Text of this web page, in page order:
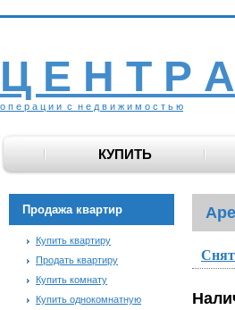
Ц Е Н Т Р
о п е р а ц и и с н е д в и ж и м о с т ь ю
КУПИТЬ
Продажа квартир
Купить квартиру
Продать квартиру
Купить комнату
Купить однокомнатную